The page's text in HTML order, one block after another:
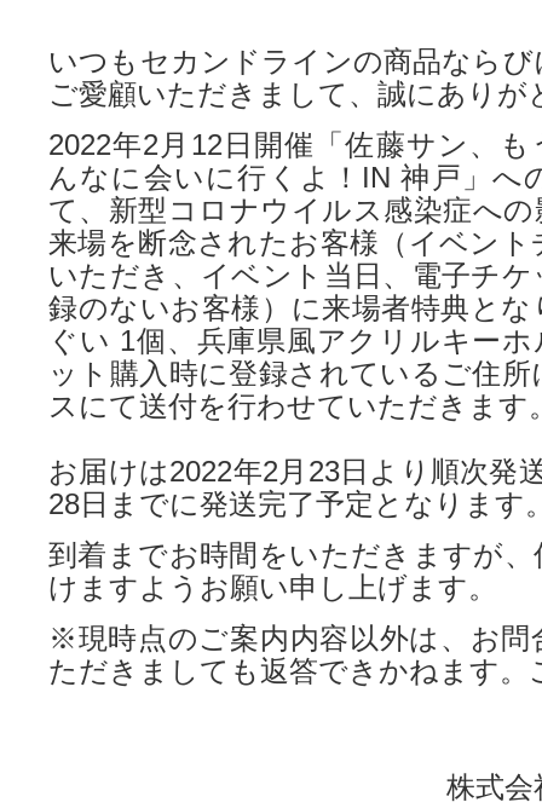
いつもセカンドラインの商品なら
ご愛顧いただきまして、誠にありが
2022年2月12日開催「佐藤サン、も
んなに会いに行くよ！IN 神戸」へ
て、新型コロナウイルス感染症へ
来場を断念されたお客様（イベン
いただき、イベント当日、電子チ
録のないお客様）に来場者特典と
ぐい 1個、兵庫県風アクリルキー
ット購入時に登録されているご住
スにて送付を行わせていただきます
お届けは2022年2月23日より順次発
28日までに発送完了予定となります
到着までお時間をいただきますが
けますようお願い申し上げます。
※現時点のご案内内容以外は、お問
ただきましても返答できかねます。
株式